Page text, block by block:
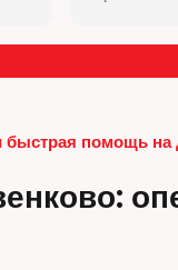
Дякую
помощь на